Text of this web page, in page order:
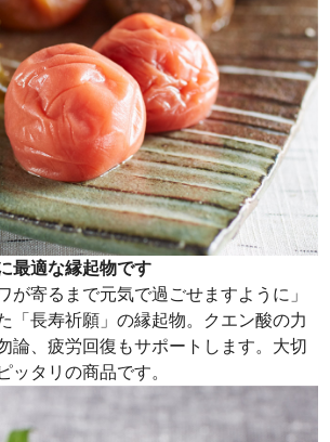
最適な縁起物です
が寄るまで元気で過ごせますように」
「長寿祈願」の縁起物。クエン酸の力
論、疲労回復もサポートします。大切
ッタリの商品です。